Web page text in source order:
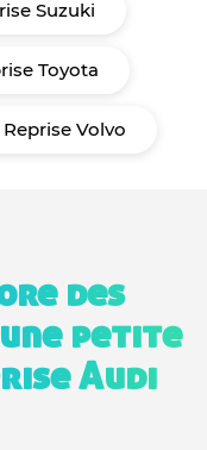
Suzuki
Toyota
Reprise Volvo
des
petite
Audi